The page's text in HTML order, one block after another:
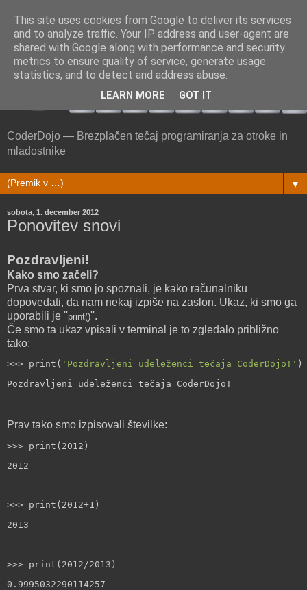
CoderDojo — Brezplačen tečaj programiranja za otroke in
mladostnike
▼
sobota, 1. december 2012
Ponovitev snovi
Pozdravljeni!
Kako smo začeli?
Prva stvar, ki smo jo spoznali, je kako računalniku
dopovedati, da nam nekaj izpiše na zaslon. Ukaz, ki smo ga
uporabili je ''print()''.
Če smo ta ukaz vpisali v terminal je to zgledalo približno
tako:
>>> print( 'Pozdravljeni udeleženci tečaja CoderDojo!' )
Pozdravljeni udeleženci tečaja CoderDojo!
Prav tako smo izpisovali številke:
>>> print(2012)
2012
>>> print(2012+1)
2013
>>> print(2012/2013)
0.9995032290114257
This site uses cookies from Google to deliver its services
and to analyze traffic. Your IP address and user-agent are
shared with Google along with performance and security
metrics to ensure quality of service, generate usage
statistics, and to detect and address abuse.
LEARN MORE GOT IT